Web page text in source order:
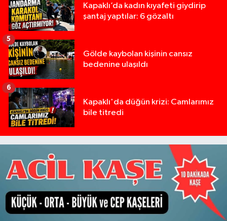
Kapaklı’da kadın kıyafeti giydirip
şantaj yaptılar: 6 gözaltı
Gölde kaybolan kişinin cansız
bedenine ulaşıldı
5
Kapaklı'da düğün krizi: Camlarımız
bile titredi
6